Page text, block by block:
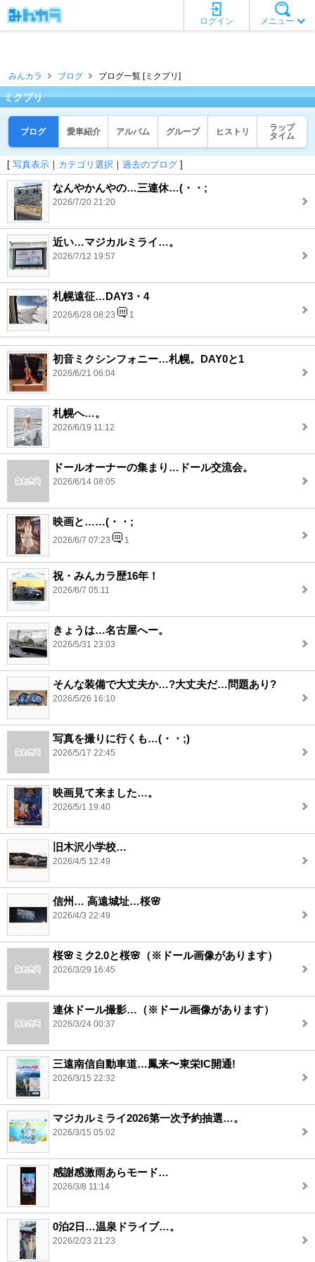
メニュー
ログイン
みんカラ ブログ ブログ一覧 [ミクプリ]
ミクプリ
ブログ 愛車紹介 アルバム グループ ヒストリ
ラップ
タイム
[ 写真表示 ｜ カテゴリ選択 ｜ 過去のブログ ]
なんやかんやの…三連休…(・・;
2026/7/20 21:20
近い…マジカルミライ…。
2026/7/12 19:57
札幌遠征…DAY3・4
2026/6/28 08:23 1
初音ミクシンフォニー…札幌。DAY0と1
2026/6/21 06:04
札幌へ…。
2026/6/19 11:12
ドールオーナーの集まり…ドール交流会。
2026/6/14 08:05
映画と……(・・;
2026/6/7 07:23 1
祝・みんカラ歴16年！
2026/6/7 05:11
きょうは…名古屋へー。
2026/5/31 23:03
そんな装備で大丈夫か…?大丈夫だ…問題あり?
2026/5/26 16:10
写真を撮りに行くも…(・・;)
2026/5/17 22:45
映画見て来ました…。
2026/5/1 19:40
旧木沢小学校…
2026/4/5 12:49
信州… 高遠城址…桜🌸
2026/4/3 22:49
桜🌸ミク2.0と桜🌸（※ドール画像があります）
2026/3/29 16:45
連休ドール撮影…（※ドール画像があります）
2026/3/24 00:37
三遠南信自動車道…鳳来〜東栄IC開通!
2026/3/15 22:32
マジカルミライ2026第一次予約抽選…。
2026/3/15 05:02
感謝感激雨あらモード…
2026/3/8 11:14
0泊2日…温泉ドライブ…。
2026/2/23 21:23